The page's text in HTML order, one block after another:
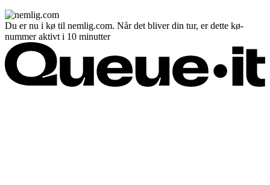
Du er nu i kø til nemlig.com. Når det bliver din tur, er dette kø-
nummer aktivt i 10 minutter